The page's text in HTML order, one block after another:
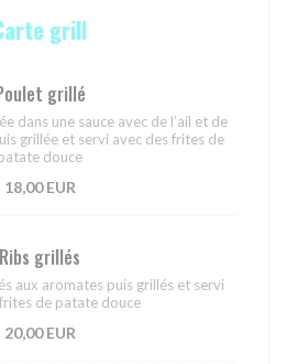
grill
grillé
dans une sauce avec de l’ail et de
grillée et servi avec des frites de
douce
18,00 EUR
Ribs grillés
aux aromates puis grillés et servi
de patate douce
20,00 EUR